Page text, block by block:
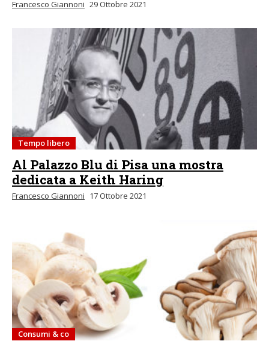
Francesco Giannoni 29 Ottobre 2021
Tempo libero
Al Palazzo Blu di Pisa una mostra
dedicata a Keith Haring
Francesco Giannoni 17 Ottobre 2021
Consumi & co